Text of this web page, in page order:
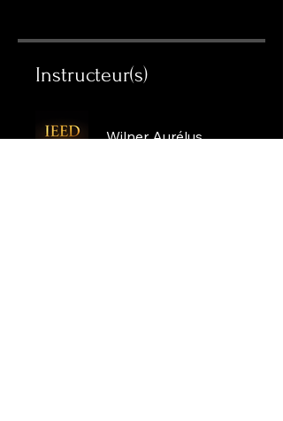
Instructeur(s)
Wilner Aurélus